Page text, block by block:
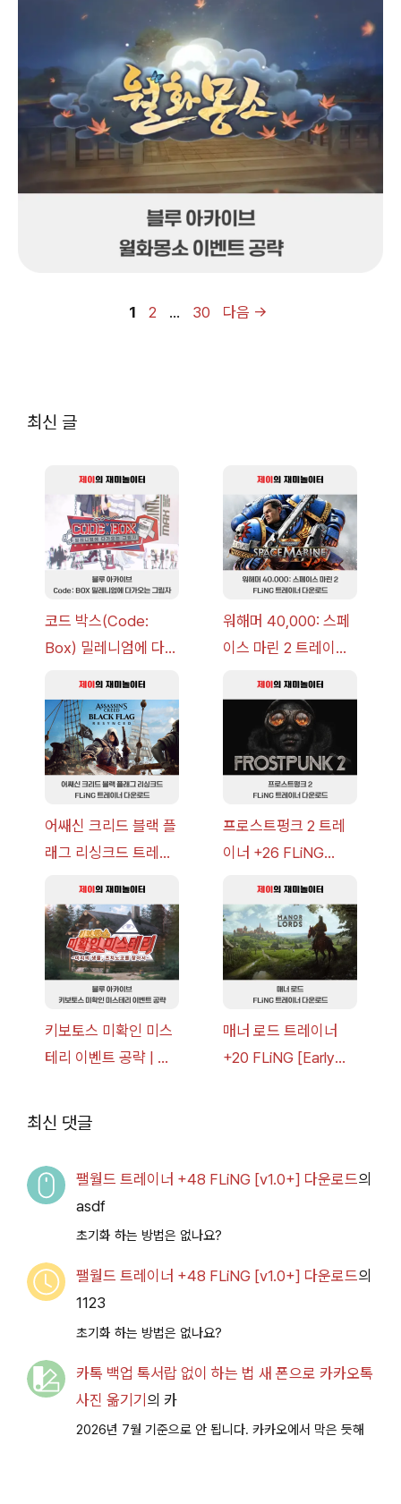
페
1
페
2 …
페
30 다음 →
최신 글
코드 박스(Code:
Box) 밀레니엄에 다가
략 [복각] | 블루 아카
이브
워해머 40,000: 스페
이스 마린 2 트레이너
v14.0+] 다운로드
어쌔신 크리드 블랙 플
래그 리싱크드 트레이
v1.0+] 다운로드
프로스트펑크 2 트레
이너 +26 FLiNG
드
키보토스 미확인 미스
테리 이벤트 공략 | 블
매너 로드 트레이너
+20 FLiNG [Early
최신 댓글
팰월드 트레이너 +48 FLiNG [v1.0+] 다운로드의
asdf
초기화 하는 방법은 없나요?
팰월드 트레이너 +48 FLiNG [v1.0+] 다운로드의
1123
초기화 하는 방법은 없나요?
카톡 백업 톡서랍 없이 하는 법 새 폰으로 카카오톡
사진 옮기기 의 카
2026년 7월 기준으로 안 됩니다. 카카오에서 막은 듯해